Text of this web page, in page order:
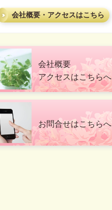
会社概要・アクセスはこちら
会社概要
アクセスはこちらへ
お問合せはこちらへ